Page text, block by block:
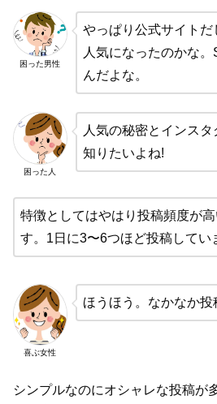
困った男性
やっぱり公式サイト
人気になったのかな
んだよな。
困った人
人気の秘密とインス
知りたいよね!
特徴としてはやはり投稿頻度が
す。1日に3〜6つほど投稿してい
喜ぶ女性
ほうほう。なかなか投
シンプルなのにオシャレな投稿が